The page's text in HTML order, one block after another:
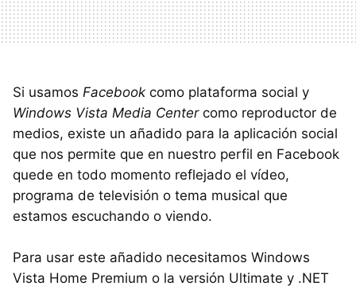
Si usamos Facebook como plataforma social y
Windows Vista Media Centercomo reproductor de
medios, existe un añadido para la aplicación social
que nos permite que en nuestro perfil en Facebook
quede en todo momento reflejado el vídeo,
programa de televisión o tema musical que
estamos escuchando o viendo.
Para usar este añadido necesitamos Windows
Vista Home Premium o la versión Ultimate y .NET